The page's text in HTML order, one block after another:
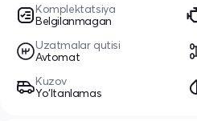
Komplektatsiya
Belgilanmagan
Uzatmalar qutisi
Avtomat
Kuzov
Yo‘ltanlamas